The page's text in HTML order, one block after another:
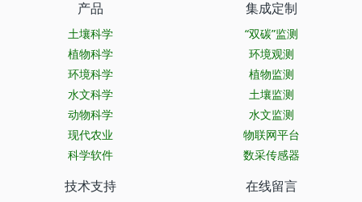
产品
土壤科学
植物科学
环境科学
水文科学
动物科学
现代农业
科学软件
集成定制
“双碳”监测
环境观测
植物监测
土壤监测
水文监测
物联网平台
数采传感器
技术支持 在线留言